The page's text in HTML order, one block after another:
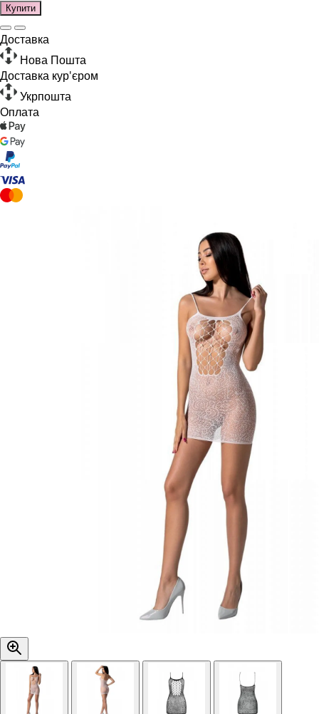
Купити
Доставка
Нова Пошта
Доставка кур'єром
Укрпошта
Оплата